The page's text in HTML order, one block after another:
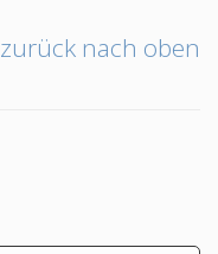
zurück nach oben